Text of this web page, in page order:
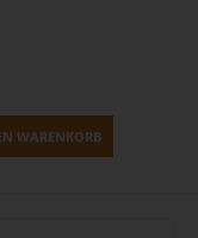
WARENKORB